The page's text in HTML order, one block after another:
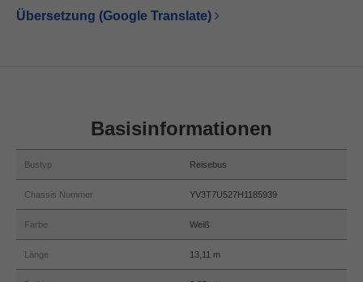
Übersetzung (Google Translate)
Basisinformationen
Bustyp Reisebus
Chassis Nummer YV3T7U527H1185939
Farbe Weiß
Länge 13,11 m